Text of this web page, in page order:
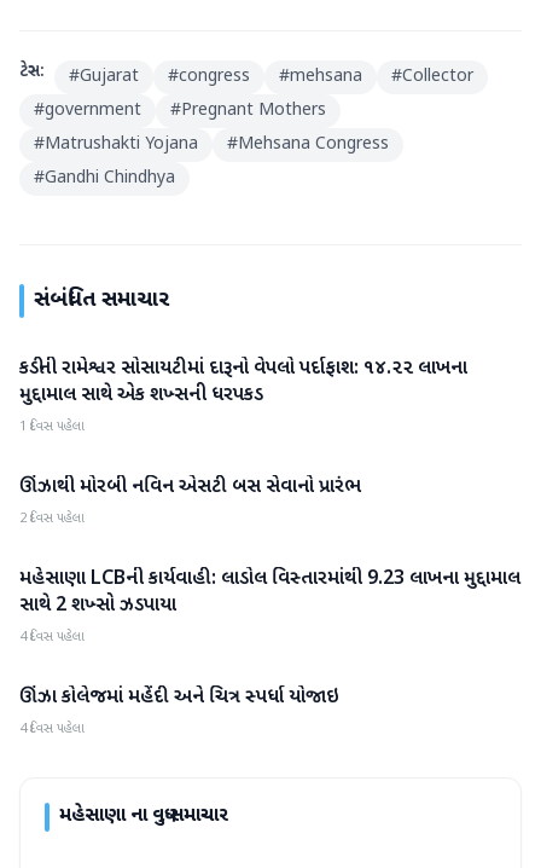
ટેગ્સ: #Gujarat #congress #mehsana #Collector
#government #Pregnant Mothers
#Matrushakti Yojana #Mehsana Congress
#Gandhi Chindhya
સંબંધિત સમાચાર
મહેસાણા
કડીની રામેશ્વર સોસાયટીમાં દારૂનો વેપલો પર્દાફાશ: ૧૪.૨૨ લાખના
મુદ્દામાલ સાથે એક શખ્સની ધરપકડ
1 દિવસ પહેલા
મહેસાણા
ઊંઝાથી મોરબી નવિન એસટી બસ સેવાનો પ્રારંભ
2 દિવસ પહેલા
મહેસાણા
મહેસાણા LCBની કાર્યવાહી: લાડોલ વિસ્તારમાંથી 9.23 લાખના મુદ્દામાલ
સાથે 2 શખ્સો ઝડપાયા
4 દિવસ પહેલા
મહેસાણા
ઊંઝા કોલેજમાં મહેંદી અને ચિત્ર સ્પર્ધા યોજાઇ
4 દિવસ પહેલા
મહેસાણાના વધુ સમાચાર